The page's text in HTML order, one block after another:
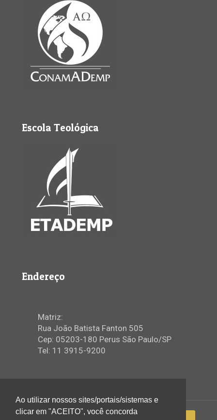
Escola Teológica
Endereço
Matriz:
Rua João Batista Fanton 505
Cep: 05203-180 Perus São Paulo/SP
Tel: 11 3915-9200
Ao utilizar nossos sites/portais/sistemas e
clicar em "ACEITO", você concorda